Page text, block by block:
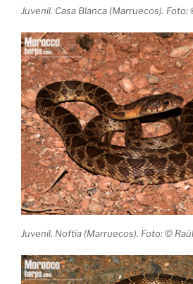
Juvenil. Casa Blanca (Marruecos). Foto:
Juvenil. Noftia (Marruecos). Foto: ©